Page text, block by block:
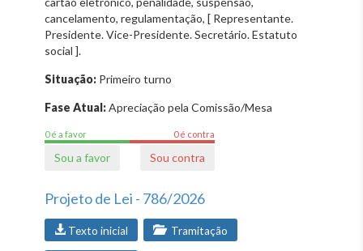
cancelamento, regulamentação, [ Representante.
Presidente. Vice-Presidente. Secretário. Estatuto
social ].
Situação: Primeiro turno
Fase Atual:Apreciação pela Comissão/Mesa
0 é a favor 0 é contra
Sou a favor Sou contra
Projeto de Lei - 786/2026
Texto inicial Tramitação